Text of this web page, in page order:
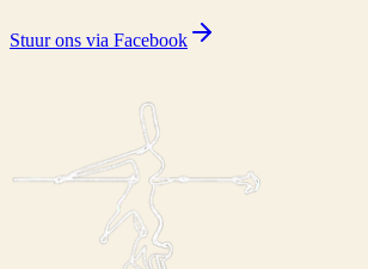
Stuur ons via Facebook